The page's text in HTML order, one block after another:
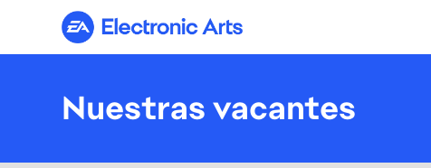
Electronic Arts
Nuestras vacantes